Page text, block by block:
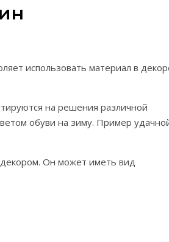
использовать материал в
на решения различной
обуви на зиму. Пример
Он может иметь вид